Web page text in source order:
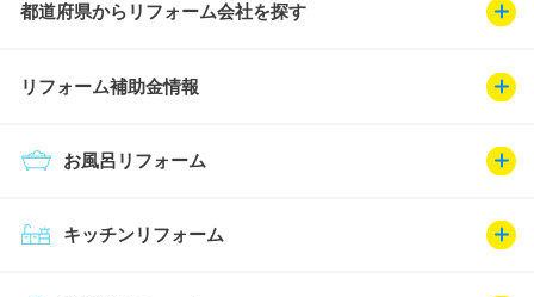
都道府県からリフォーム会社を探す
リフォーム補助金情報
キッチンリフォーム
お風呂リフォーム